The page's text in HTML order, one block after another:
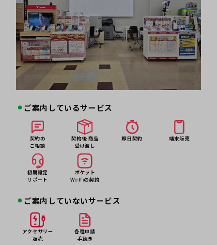
ご案内しているサービス
契約の
ご相談
契約後 商品
受け渡し
即日契約 端末販売
初期設定
サポート
ポケット
Wi-Fiの契約
ご案内していないサービス
アクセサリー
販売
各種申請
手続き